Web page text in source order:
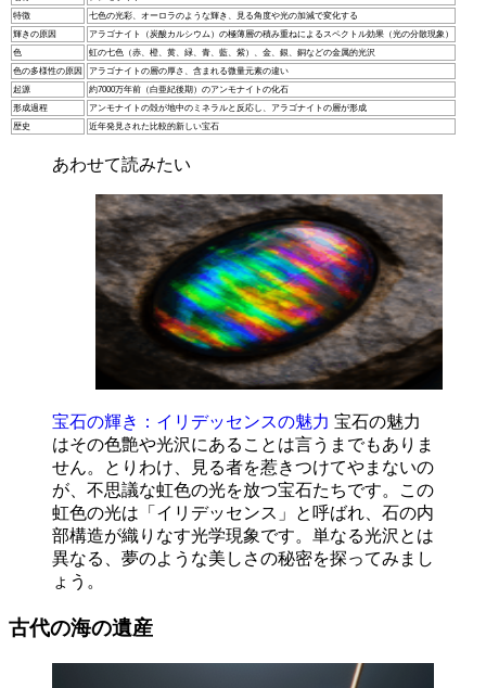
特徴
七色の光彩、オーロラのような輝き、見る角度や光の加減で変化する
輝きの原因
アラゴナイト（炭酸カルシウム）の極薄層の積み重ねによるスペクトル効果（光の分散現象）
色
虹の七色（赤、橙、黄、緑、青、藍、紫）、金、銀、銅などの金属的光沢
色の多様性の原因
アラゴナイトの層の厚さ、含まれる微量元素の違い
起源
約7000万年前（白亜紀後期）のアンモナイトの化石
形成過程
アンモナイトの殻が地中のミネラルと反応し、アラゴナイトの層が形成
歴史
近年発見された比較的新しい宝石
あわせて読みたい
宝石の輝き：イリデッセンスの魅力 宝石の魅力
はその色艶や光沢にあることは言うまでもありま
せん。とりわけ、見る者を惹きつけてやまないの
が、不思議な虹色の光を放つ宝石たちです。この
虹色の光は「イリデッセンス」と呼ばれ、石の内
部構造が織りなす光学現象です。単なる光沢とは
異なる、夢のような美しさの秘密を探ってみまし
ょう。
古代の海の遺産